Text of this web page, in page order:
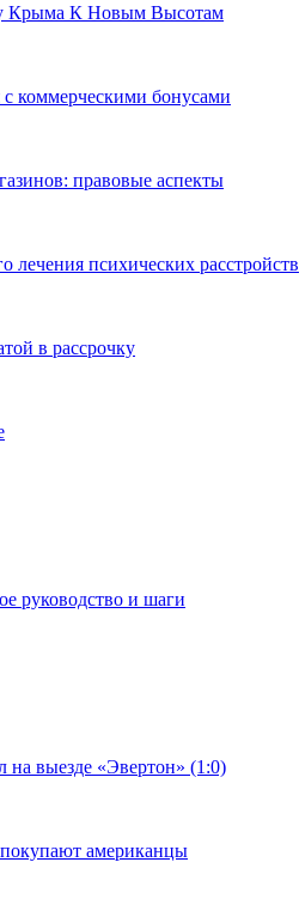
Крыма К Новым Высотам
коммерческими бонусами
правовые аспекты
психических расстройств
в рассрочку
руководство и шаги
выезде «Эвертон» (1:0)
покупают американцы